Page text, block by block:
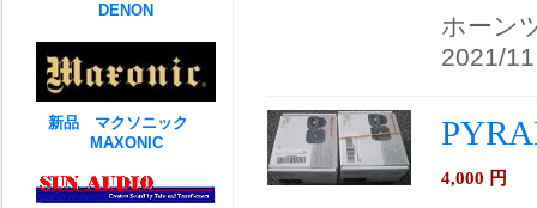
ホーン
2021/11
4,000 円
DENON
新品 マクソニック
MAXONIC